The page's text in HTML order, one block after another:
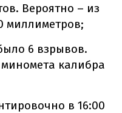
Вероятно – из
миллиметров;
6 взрывов.
калибра
в 16:00